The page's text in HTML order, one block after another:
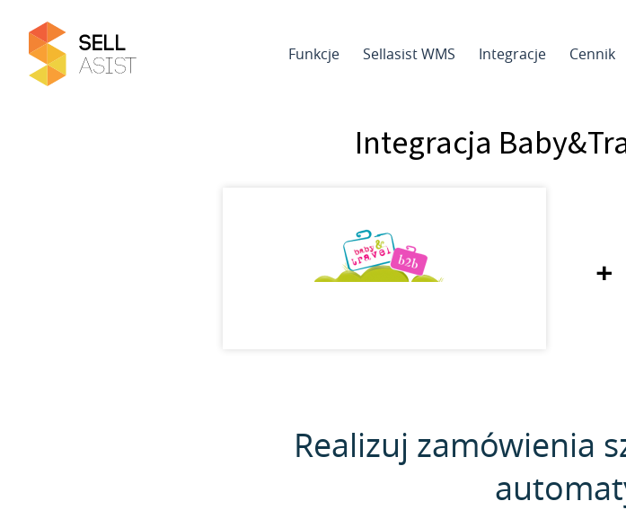
Funkcje Sellasist WMS Integracje Cennik
Integracja
+
Realizuj zamówienia